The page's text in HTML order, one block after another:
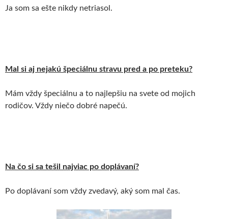
Ja som sa ešte nikdy netriasol.
Mal si aj nejakú špeciálnu stravu pred a po preteku?
Mám vždy špeciálnu a to najlepšiu na svete od mojich
rodičov. Vždy niečo dobré napečú.
Na čo si sa tešil najviac po doplávaní?
Po doplávaní som vždy zvedavý, aký som mal čas.